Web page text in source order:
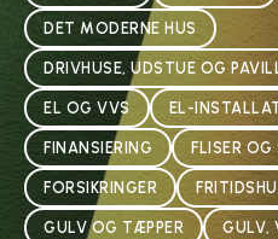
DET MODERNE HUS
DRIVHUSE, UDSTUE OG
EL OG VVS EL-
FINANSIERING FLISER OG
FORSIKRINGER
GULV OG TÆPPER GULV,